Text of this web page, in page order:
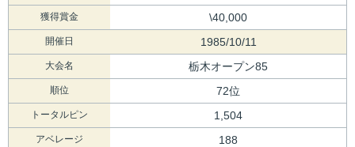
獲得賞金 \40,000
開催日 1985/10/11
大会名 栃木オープン85
順位 72位
トータルピン 1,504
アベレージ 188